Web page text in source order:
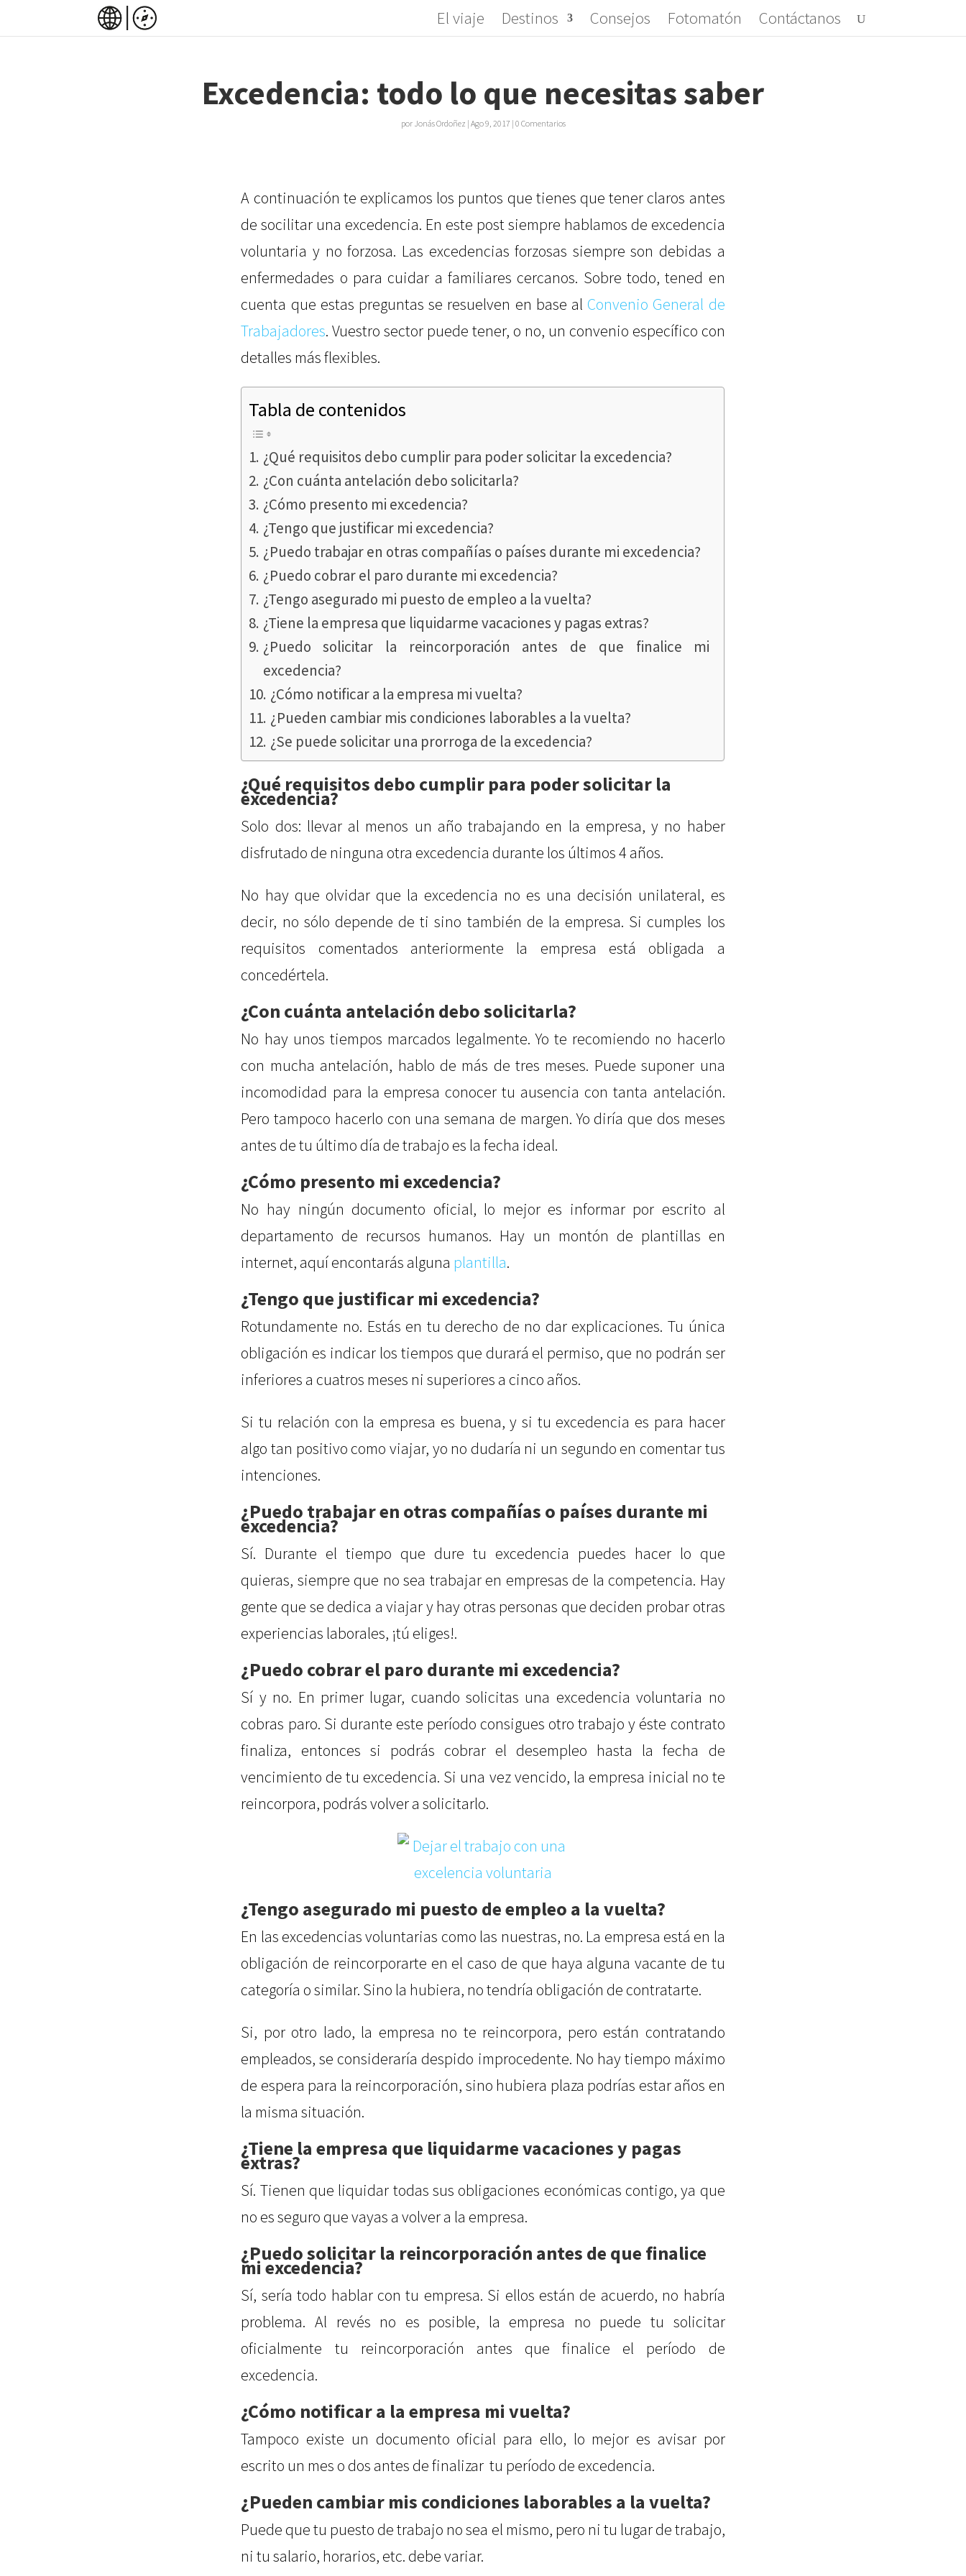
El viaje Destinos Consejos Fotomatón Contáctanos
Excedencia: todo lo que necesitas saber
por Jonás Ordoñez | Ago 9, 2017 | 0 Comentarios
A continuación te explicamos los puntos que tienes que tener claros antes
de socilitar una excedencia. En este post siempre hablamos de excedencia
voluntaria y no forzosa. Las excedencias forzosas siempre son debidas a
enfermedades o para cuidar a familiares cercanos. Sobre todo, tened en
cuenta que estas preguntas se resuelven en base al Convenio General de
Trabajadores. Vuestro sector puede tener, o no, un convenio específico con
detalles más flexibles.
Tabla de contenidos
¿Qué requisitos debo cumplir para poder solicitar la excedencia?
¿Con cuánta antelación debo solicitarla?
¿Cómo presento mi excedencia?
¿Tengo que justificar mi excedencia?
¿Puedo trabajar en otras compañías o países durante mi excedencia?
¿Puedo cobrar el paro durante mi excedencia?
¿Tengo asegurado mi puesto de empleo a la vuelta?
¿Tiene la empresa que liquidarme vacaciones y pagas extras?
¿Puedo solicitar la reincorporación antes de que finalice mi
excedencia?
¿Cómo notificar a la empresa mi vuelta?
¿Pueden cambiar mis condiciones laborables a la vuelta?
¿Se puede solicitar una prorroga de la excedencia?
¿Qué requisitos debo cumplir para poder solicitar la
excedencia?
Solo dos: llevar al menos un año trabajando en la empresa, y no haber
disfrutado de ninguna otra excedencia durante los últimos 4 años.
No hay que olvidar que la excedencia no es una decisión unilateral, es
decir, no sólo depende de ti sino también de la empresa. Si cumples los
requisitos comentados anteriormente la empresa está obligada a
concedértela.
¿Con cuánta antelación debo solicitarla?
No hay unos tiempos marcados legalmente. Yo te recomiendo no hacerlo
con mucha antelación, hablo de más de tres meses. Puede suponer una
incomodidad para la empresa conocer tu ausencia con tanta antelación.
Pero tampoco hacerlo con una semana de margen. Yo diría que dos meses
antes de tu último día de trabajo es la fecha ideal.
¿Cómo presento mi excedencia?
No hay ningún documento oficial, lo mejor es informar por escrito al
departamento de recursos humanos. Hay un montón de plantillas en
internet, aquí encontarás alguna plantilla.
¿Tengo que justificar mi excedencia?
Rotundamente no. Estás en tu derecho de no dar explicaciones. Tu única
obligación es indicar los tiempos que durará el permiso, que no podrán ser
inferiores a cuatros meses ni superiores a cinco años.
Si tu relación con la empresa es buena, y si tu excedencia es para hacer
algo tan positivo como viajar, yo no dudaría ni un segundo en comentar tus
intenciones.
¿Puedo trabajar en otras compañías o países durante mi
excedencia?
Sí. Durante el tiempo que dure tu excedencia puedes hacer lo que
quieras, siempre que no sea trabajar en empresas de la competencia. Hay
gente que se dedica a viajar y hay otras personas que deciden probar otras
experiencias laborales, ¡tú eliges!.
¿Puedo cobrar el paro durante mi excedencia?
Sí y no. En primer lugar, cuando solicitas una excedencia voluntaria no
cobras paro. Si durante este período consigues otro trabajo y éste contrato
finaliza, entonces si podrás cobrar el desempleo hasta la fecha de
vencimiento de tu excedencia. Si una vez vencido, la empresa inicial no te
reincorpora, podrás volver a solicitarlo.
¿Tengo asegurado mi puesto de empleo a la vuelta?
En las excedencias voluntarias como las nuestras, no. La empresa está en la
obligación de reincorporarte en el caso de que haya alguna vacante de tu
categoría o similar. Sino la hubiera, no tendría obligación de contratarte.
Si, por otro lado, la empresa no te reincorpora, pero están contratando
empleados, se consideraría despido improcedente. No hay tiempo máximo
de espera para la reincorporación, sino hubiera plaza podrías estar años en
la misma situación.
¿Tiene la empresa que liquidarme vacaciones y pagas
extras?
Sí. Tienen que liquidar todas sus obligaciones económicas contigo, ya que
no es seguro que vayas a volver a la empresa.
¿Puedo solicitar la reincorporación antes de que finalice
mi excedencia?
Sí, sería todo hablar con tu empresa. Si ellos están de acuerdo, no habría
problema. Al revés no es posible, la empresa no puede tu solicitar
oficialmente tu reincorporación antes que finalice el período de
excedencia.
¿Cómo notificar a la empresa mi vuelta?
Tampoco existe un documento oficial para ello, lo mejor es avisar por
escrito un mes o dos antes de finalizar tu período de excedencia.
¿Pueden cambiar mis condiciones laborables a la vuelta?
Puede que tu puesto de trabajo no sea el mismo, pero ni tu lugar de trabajo,
ni tu salario, horarios, etc. debe variar.